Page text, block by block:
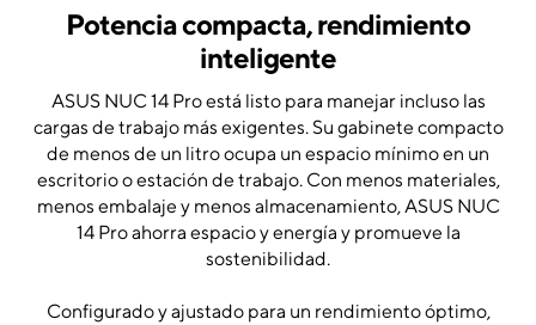
Potencia compacta, rendimiento
inteligente
ASUS NUC 14 Pro está listo para manejar incluso las
cargas de trabajo más exigentes. Su gabinete compacto
de menos de un litro ocupa un espacio mínimo en un
escritorio o estación de trabajo. Con menos materiales,
menos embalaje y menos almacenamiento, ASUS NUC
14 Pro ahorra espacio y energía y promueve la
sostenibilidad.
Configurado y ajustado para un rendimiento óptimo,